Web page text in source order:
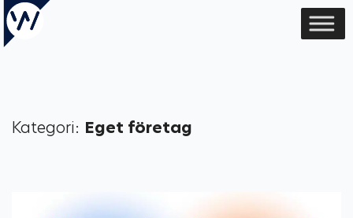
Kategori: Eget företag